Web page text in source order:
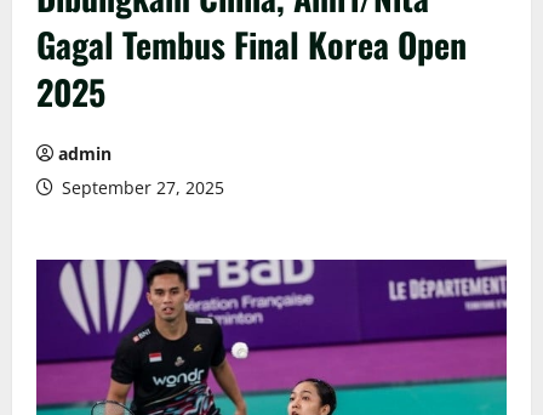
Gagal Tembus Final Korea Open
2025
admin
September 27, 2025